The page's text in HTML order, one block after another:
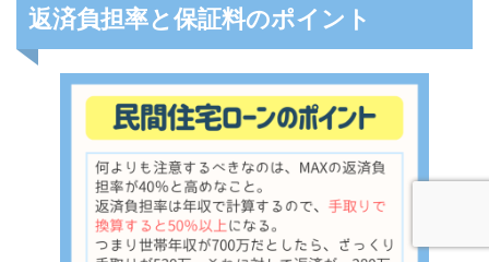
返済負担率と保証料のポイント